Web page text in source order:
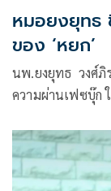
หมอยงยุทธ
ของ ‘หยก’
นพ.ยงยุทธ วงศ์
ความผ่านเฟซบุ๊ก